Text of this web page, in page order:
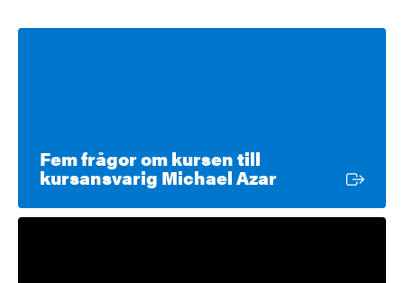
Fem frågor om kursen till
kursansvarig Michael AzarExtern länk